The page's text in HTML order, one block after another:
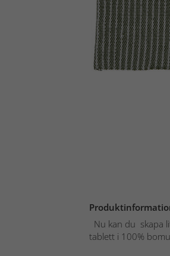
Nu kan du skapa
tablett i 100%